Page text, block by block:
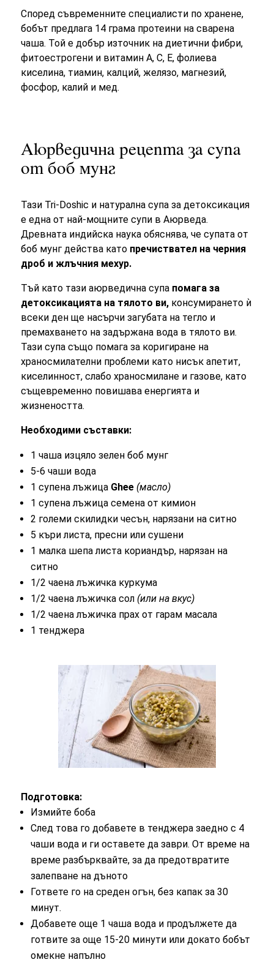
Според съвременните специалисти по хранене,
бобът предлага 14 грама протеини на сварена
чаша. Той е добър източник на диетични фибри,
фитоестрогени и витамин А, С, Е, фолиева
киселина, тиамин, калций, желязо, магнезий,
фосфор, калий и мед.
Аюрведична рецепта за супа
от боб мунг
Тази Tri-Doshic и натурална супа за детоксикация
е една от най-мощните супи в Аюрведа.
Древната индийска наука обяснява, че супата от
боб мунг действа като пречиствател на черния
дроб и жлъчния мехур.
Тъй като тази аюрведична супа помага за
детоксикацията на тялото ви, консумирането ѝ
всеки ден ще насърчи загубата на тегло и
премахването на задържана вода в тялото ви.
Тази супа също помага за коригиране на
храносмилателни проблеми като нисък апетит,
киселинност, слабо храносмилане и газове, като
същевременно повишава енергията и
жизнеността.
Необходими съставки:
1 чаша изцяло зелен боб мунг
5-6 чаши вода
1 супена лъжица Ghee (масло)
1 супена лъжица семена от кимион
2 големи скилидки чесън, нарязани на ситно
5 къри листа, пресни или сушени
1 малка шепа листа кориандър, нарязан на
ситно
1/2 чаена лъжичка куркума
1/2 чаена лъжичка сол (или на вкус)
1/2 чаена лъжичка прах от гарам масала
1 тенджера
Подготовка:
Измийте боба
След това го добавете в тенджера заедно с 4
чаши вода и ги оставете да заври. От време на
време разбърквайте, за да предотвратите
залепване на дъното
Гответе го на среден огън, без капак за 30
минут.
Добавете още 1 чаша вода и продължете да
готвите за още 15-20 минути или докато бобът
омекне напълно